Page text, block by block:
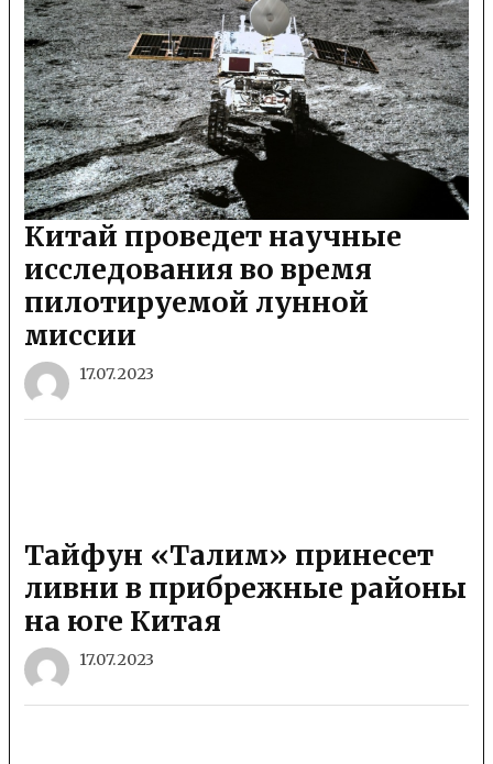
Китай проведет научные
исследования во время
пилотируемой лунной
миссии
17.07.2023
Тайфун «Талим» принесет
ливни в прибрежные районы
на юге Китая
17.07.2023